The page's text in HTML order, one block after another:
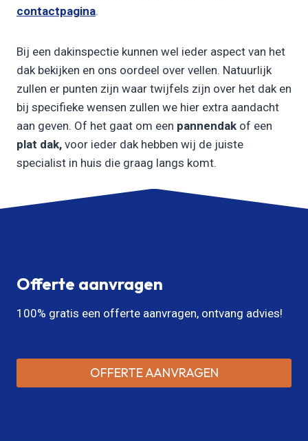
contactpagina.
Bij een dakinspectie kunnen wel ieder aspect van het
dak bekijken en ons oordeel over vellen. Natuurlijk
zullen er punten zijn waar twijfels zijn over het dak en
bij specifieke wensen zullen we hier extra aandacht
aan geven. Of het gaat om een pannendak of een
plat dak, voor ieder dak hebben wij de juiste
specialist in huis die graag langs komt.
Offerte aanvragen
100% gratis een offerte aanvragen, ontvang advies!
OFFERTE AANVRAGEN